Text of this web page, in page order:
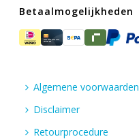
Betaalmogelijkheden
Algemene voorwaarden
Disclaimer
Retourprocedure